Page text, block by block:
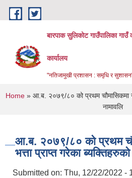
Skip to main content
बारपाक सुलिकोट गाउँपालिका गाउँ
कार्यालय
"नतिजामुखी प्रशासन : समृधि र
You are here
Home » आ.ब. २०७९/८० को प्रथम चौमासिकमा
नामावलि
आ.ब. २०७९/८० को प्रथम
भत्ता प्राप्त गरेका ब्यक्तिहरुको
Submitted on: Thu, 12/22/2022 -